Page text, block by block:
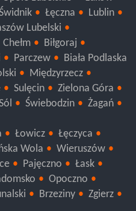
Opole Lubelskie
Łuków
Świdnik Łęczna
Lubelski
Chełm
Biłgoraj
Parczew
Międzyrzecz
Sulęcin
Zielona Góra
Żagań
Łowicz
Łęczyca
Wola
Wieruszów
Pajęczno
Opoczno
Brzeziny
Zgierz